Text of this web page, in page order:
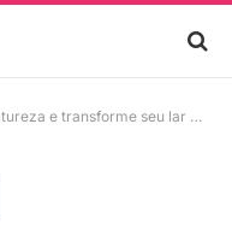
transforme seu lar em refúgio